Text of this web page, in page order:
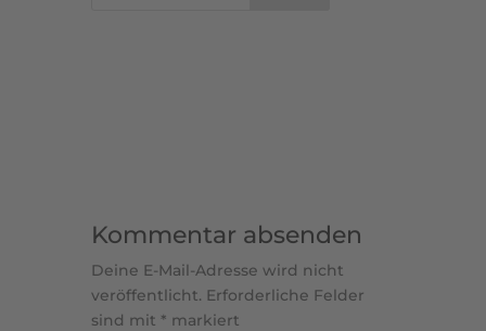
Kommentar absenden
Deine E-Mail-Adresse wird nicht
veröffentlicht. Erforderliche Felder
sind mit * markiert